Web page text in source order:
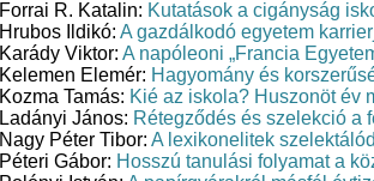
Forrai R. Katalin: Kutatások a cigányság
Hrubos Ildikó: A gazdálkodó egyetem
Karády Viktor: A napóleoni „Francia
Kelemen Elemér: Hagyomány és
Kozma Tamás: Kié az iskola? Huszonöt év
Ladányi János: Rétegződés és szelekció a
Nagy Péter Tibor: A lexikonelitek
Péteri Gábor: Hosszú tanulási folyamat a